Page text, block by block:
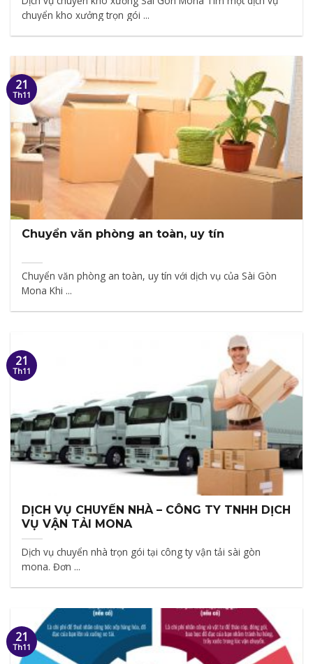
chuyển kho xưởng trọn gói ...
Chuyển văn phòng an toàn, uy tín
Chuyển văn phòng an toàn, uy tín với dịch vụ của Sài Gòn
Mona Khi ...
21
Th11
DỊCH VỤ CHUYỂN NHÀ – CÔNG TY TNHH DỊCH
VỤ VẬN TẢI MONA
Dịch vụ chuyển nhà trọn gói tại công ty vận tải sài gòn
mona. Đơn ...
21
Th11
21
Th11